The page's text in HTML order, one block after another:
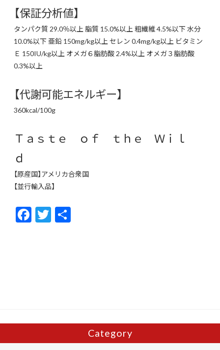
【保証分析値】
タンパク質 29.0％以上 脂質 15.0%以上 粗繊維 4.5%以下 水分
10.0%以下 亜鉛 150mg/kg以上 セレン 0.4mg/kg以上 ビタミン
Ｅ 150IU/kg以上 オメガ６脂肪酸 2.4%以上 オメガ３脂肪酸
0.3%以上
【代謝可能エネルギー】
360kcal/100g
Ｔａｓｔｅ ｏｆ ｔｈｅ Ｗｉｌ
ｄ
【原産国】アメリカ合衆国
【並行輸入品】
F
ac
T
w
Category